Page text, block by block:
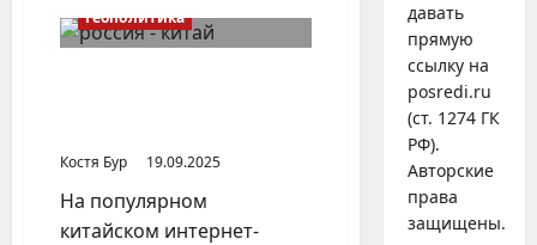
символах
и
Геополитика
Костя Бур
19.09.2025
На популярном
китайском интернет-
давать
прямую
ссылку на
posredi.ru
(ст. 1274 ГК
РФ).
Авторские
права
защищены.